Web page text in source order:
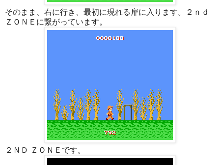
そのまま、右に行き、最初に現れる扉に入ります。２ｎｄ
ＺＯＮＥに繋がっています。
２ＮＤ ＺＯＮＥです。